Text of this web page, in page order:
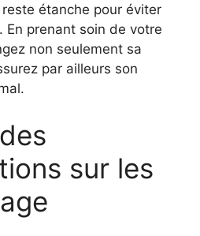
étanche pour éviter
En prenant soin de votre
non seulement sa
par ailleurs son
sur les